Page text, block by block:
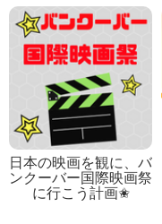
日本の映画を観に、バ
ンクーバー国際映画祭
に行こう計画✬